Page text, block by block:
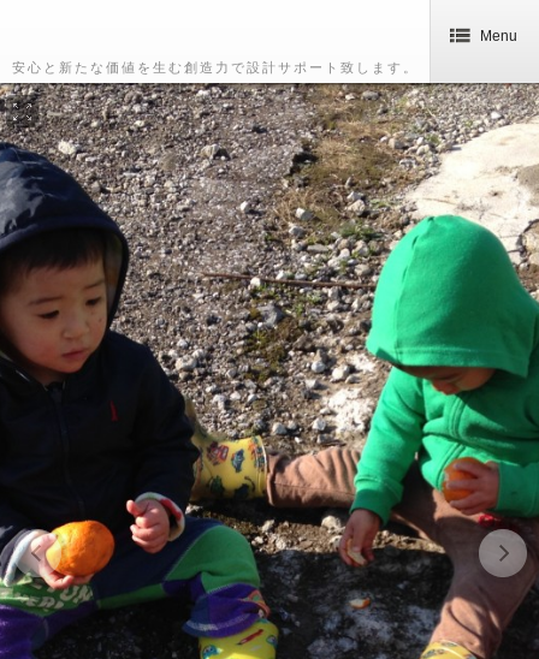
安心と新たな価値を生む創造力で設計サポート致します。
Menu